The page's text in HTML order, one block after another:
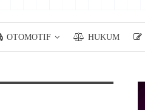
OTOMOTIF HUKUM